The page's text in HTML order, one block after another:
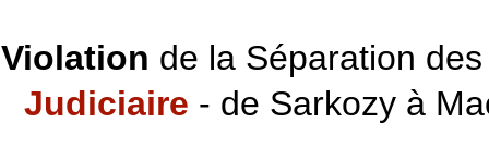
Violation de la Séparation
Judiciaire - de Sarkozy à